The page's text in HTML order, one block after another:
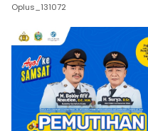
Oplus_131072